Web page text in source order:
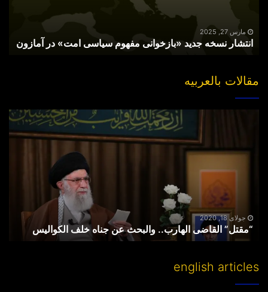
آمازونمارس 27, 2025
انتشار نسخه جدید «بازخوانی مفهوم سیاسی امت» در آمازون
مقالات بالعربیه
والبحث
جولای 18, 2020
“مقتل” القاضی الهارب.. والبحث عن جناه خلف الکوالیس
english articles